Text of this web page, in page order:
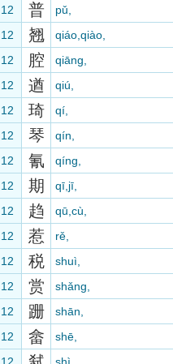
12
普
pǔ,
12
翘
qiáo,qiào,
12
腔
qiāng,
12
遒
qiú,
12
琦
qí,
12
琴
qín,
12
氰
qíng,
12
期
qī,jī,
12
趋
qū,cù,
12
惹
rě,
12
税
shuì,
12
赏
shǎng,
12
跚
shān,
12
畲
shē,